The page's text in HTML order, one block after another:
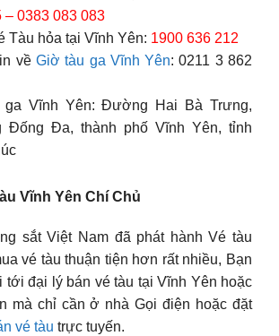
– 0383 083 083
Tàu hỏa tại Vĩnh Yên: 1900 636 212
về Giờ tàu ga Vĩnh Yên: 0211 3 862
Vĩnh Yên: Đường Hai Bà Trưng,
Đống Đa, thành phố Vĩnh Yên, tỉnh
Vĩnh Yên Chí Chủ
sắt Việt Nam đã phát hành Vé tàu
vé tàu thuận tiện hơn rất nhiều, Bạn
tới đại lý bán vé tàu tại Vĩnh Yên hoặc
mà chỉ cần ở nhà Gọi điện hoặc đặt
vé tàu trực tuyến.